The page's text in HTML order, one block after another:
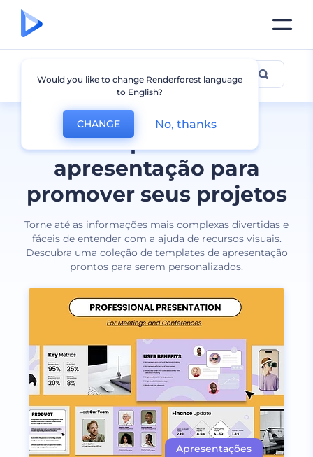
Templates de
apresentação para
promover seus projetos
Torne até as informações mais complexas divertidas e
fáceis de entender com a ajuda de recursos visuais.
Descubra uma coleção de templates de apresentação
prontos para serem personalizados.
Apresentações
Would you like to change Renderforest language
to English?
CHANGE No, thanks